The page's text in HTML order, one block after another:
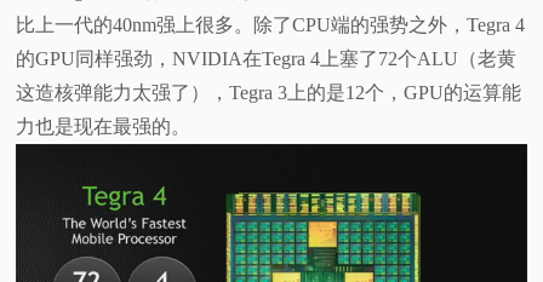
验
专
比上一代的40nm强上很多。除了CPU端的强势之外，Tegra 4
的GPU同样强劲，NVIDIA在Tegra 4上塞了72个ALU（老黄
这造核弹能力太强了），Tegra 3上的是12个，GPU的运算能
力也是现在最强的。